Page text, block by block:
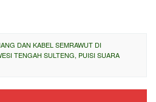
DAN KABEL SEMRAWUT DI
TENGAH SULTENG, PUISI SUARA